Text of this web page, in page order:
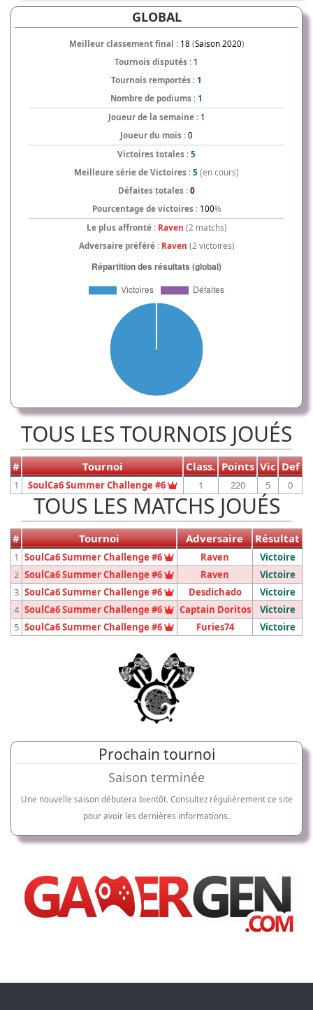
GLOBAL
Meilleur classement final : 18 (Saison 2020)
Tournois disputés : 1
Tournois remportés : 1
Nombre de podiums : 1
Joueur de la semaine: 1
Joueur du mois : 0
Victoires totales : 5
Meilleure série de Victoires : 5 (en cours)
Défaites totales : 0
Pourcentage de victoires: 100%
Le plus affronté: Raven (2 matchs)
Adversaire préféré: Raven (2 victoires)
TOUS LES TOURNOIS JOUÉS
# Tournoi Class. Points Vic Def
1 SoulCa6 Summer Challenge #6 Vainqueur du tournoi
1 220 5 0
TOUS LES MATCHS JOUÉS
# Tournoi Adversaire Résultat
1 SoulCa6 Summer Challenge #6 Vainqueur du tournoi
Raven
Victoire
2 SoulCa6 Summer Challenge #6 Vainqueur du tournoi
Raven
Victoire
3 SoulCa6 Summer Challenge #6 Vainqueur du tournoi
Desdichado
Victoire
4 SoulCa6 Summer Challenge #6 Vainqueur du tournoi
Captain Doritos
Victoire
5 SoulCa6 Summer Challenge #6 Vainqueur du tournoi
Furies74 Victoire
Prochain tournoi
Saison terminée
Une nouvelle saison débutera bientôt. Consultez régulièrement ce site
pour avoir les dernières informations.